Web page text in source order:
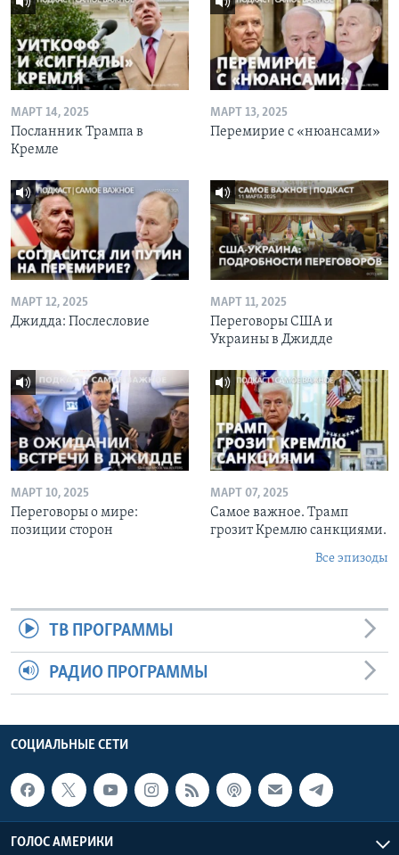
МАРТ 14, 2025
Посланник Трампа в
Кремле
МАРТ 13, 2025
Перемирие с «нюансами»
МАРТ 12, 2025
Джидда: Послесловие
МАРТ 11, 2025
Переговоры США и
Украины в Джидде
МАРТ 10, 2025
Переговоры о мире:
позиции сторон
МАРТ 07, 2025
Самое важное. Трамп
грозит Кремлю санкциями.
Все эпизоды
ТВ ПРОГРАММЫ
РАДИО ПРОГРАММЫ
СОЦИАЛЬНЫЕ СЕТИ
ГОЛОС АМЕРИКИ